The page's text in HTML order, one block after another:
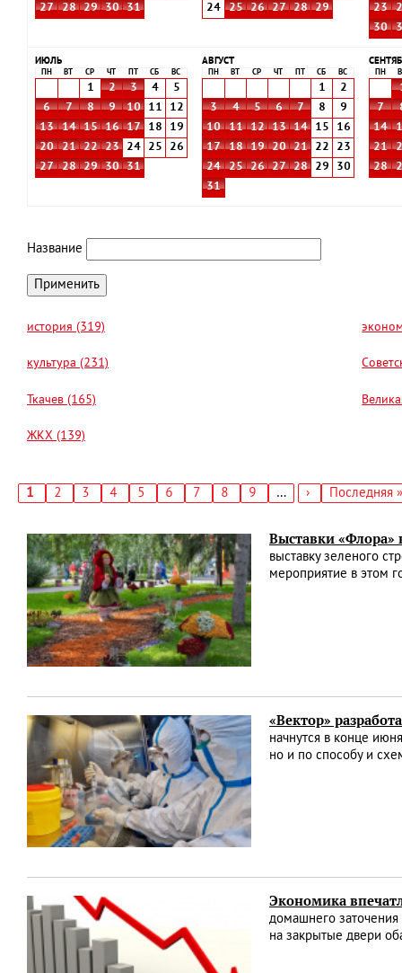
27
28 29 30 31
24
25 26 27 28 29
23
30
ИЮЛЬ
ПН ВТ СР ЧТ СБ ВС
1 2 3 4
5
6
7 8 9 10 11
12
13
14 15 16 17 18
19
20
21 22 23 24 25
26
27
28 29 30 31
АВГУСТ
ПН ВТ СР ЧТ СБ ВС
1
2
3
4 5 6 7 8
9
10
11 12 13 14 15
16
17
18 19 20 21 22
23
24
25 26 27 28 29
30
31
ПН
7
14
21
28
Название
история (319)
культура (231)
Ткачев (165)
ЖКХ (139)
Текущая
1 Страница
2 Страница
3 Страница
4 Страница
5 Страница
6 Страница
7 Страница
8 Страница
9 …
Следующая
›
Последняя
Последняя »
Выставки «Флора»
выставку зеленого
мероприятие в этом
«Вектор»
начнутся в конце
но и по способу и
Экономика
домашнего
на закрытые двери